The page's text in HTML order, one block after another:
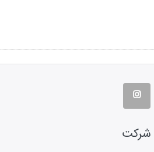
شرکت